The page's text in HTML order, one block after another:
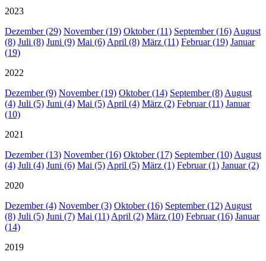
2023
Dezember (29) November (19) Oktober (11) September (16) August
(8) Juli (8) Juni (9) Mai (6) April (8) März (11) Februar (19) Januar
(19)
2022
Dezember (9) November (19) Oktober (14) September (8) August
(4) Juli (5) Juni (4) Mai (5) April (4) März (2) Februar (11) Januar
(10)
2021
Dezember (13) November (16) Oktober (17) September (10) August
(4) Juli (4) Juni (6) Mai (5) April (5) März (1) Februar (1) Januar (2)
2020
Dezember (4) November (3) Oktober (16) September (12) August
(8) Juli (5) Juni (7) Mai (11) April (2) März (10) Februar (16) Januar
(14)
2019